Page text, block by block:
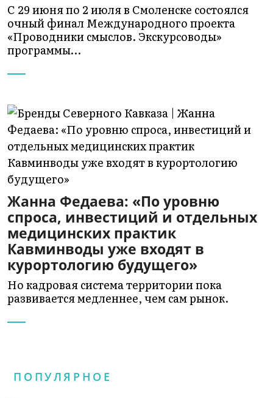
С 29 июня по 2 июля в Смоленске состоялся
очный финал Международного проекта
«Проводники смыслов. Экскурсоводы»
программы…
Жанна Федаева: «По уровню
спроса, инвестиций и отдельных
медицинских практик
Кавминводы уже входят в
курортологию будущего»
Но кадровая система территории пока
развивается медленнее, чем сам рынок.
ПОПУЛЯРНОЕ